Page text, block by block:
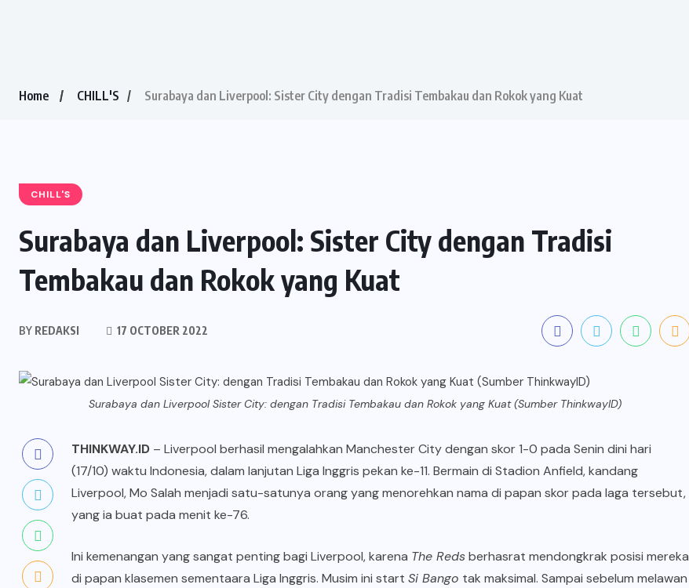
Home CHILL'S Surabaya dan Liverpool: Sister City dengan Tradisi Tembakau dan Rokok yang Kuat
CHILL'S
Surabaya dan Liverpool: Sister City dengan Tradisi
Tembakau dan Rokok yang Kuat
BY REDAKSI 17 OCTOBER 2022
Surabaya dan Liverpool Sister City: dengan Tradisi Tembakau dan Rokok yang Kuat (Sumber ThinkwayID)
THINKWAY.ID – Liverpool berhasil mengalahkan Manchester City dengan skor 1-0 pada Senin dini hari
(17/10) waktu Indonesia, dalam lanjutan Liga Inggris pekan ke-11. Bermain di Stadion Anfield, kandang
Liverpool,Mo Salah menjadi satu-satunya orang yang menorehkan nama di papan skor pada laga tersebut,
yang ia buat pada menit ke-76.
Ini kemenangan yang sangat penting bagi Liverpool, karena The Redsberhasrat mendongkrak posisi mereka
di papan klasemen sementaara Liga Inggris. Musim ini start Si Bango tak maksimal. Sampai sebelum melawan